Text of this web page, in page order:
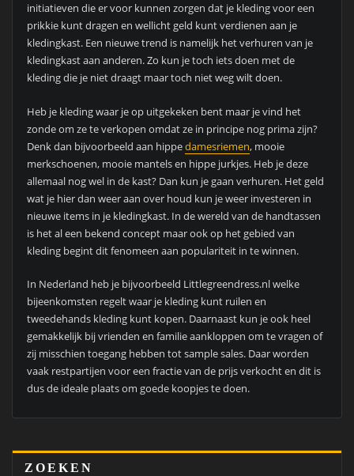
initiatieven die er voor kunnen zorgen dat je kleding voor een
prikkie kunt dragen en wellicht geld kunt verdienen aan je
kledingkast. Een nieuwe trend is namelijk het verhuren van je
kledingkast aan anderen. Zo kun je toch iets doen met de
kleding die je niet draagt maar toch niet weg wilt doen.
Heb je kleding waar je op uitgekeken bent maar je vind het
zonde om ze te verkopen omdat ze in principe nog prima zijn?
Denk dan bijvoorbeeld aan hippedamesriemen, mooie
merkschoenen, mooie mantels en hippe jurkjes. Heb je deze
allemaal nog wel in de kast? Dan kun je gaan verhuren. Het geld
wat je hier dan weer aan over houd kun je weer investeren in
nieuwe items in je kledingkast. In de wereld van de handtassen
is het al een bekend concept maar ook op het gebied van
kleding begint dit fenomeen aan populariteit in te winnen.
In Nederland heb je bijvoorbeeld Littlegreendress.nl welke
bijeenkomsten regelt waar je kleding kunt ruilen en
tweedehands kleding kunt kopen. Daarnaast kun je ook heel
gemakkelijk bij vrienden en familie aankloppen om te vragen of
zij misschien toegang hebben tot sample sales. Daar worden
vaak restpartijen voor een fractie van de prijs verkocht en dit is
dus de ideale plaats om goede koopjes te doen.
ZOEKEN